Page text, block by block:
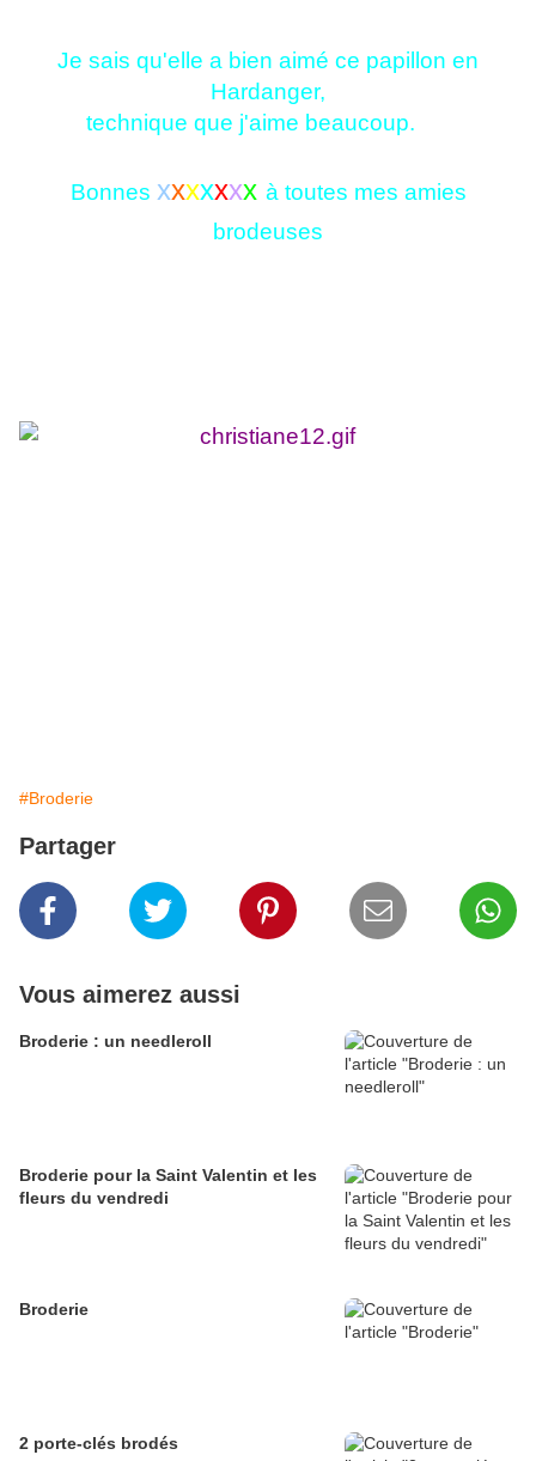
Je sais qu'elle a bien aimé ce papillon en
Hardanger,
technique que j'aime beaucoup.
Bonnes xxxxxxx à toutes mes amies
brodeuses
#Broderie
Partager
Vous aimerez aussi
Broderie : un needleroll
Broderie pour la Saint Valentin et les
fleurs du vendredi
Broderie
2 porte-clés brodés